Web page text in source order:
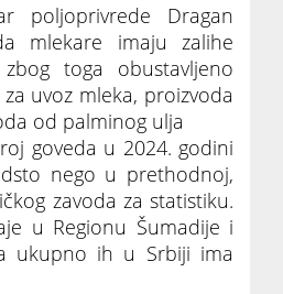
poljoprivrede Dragan
mlekare imaju zalihe
toga obustavljeno
uvoz mleka, proizvoda
od palminog ulja
goveda u 2024. godini
nego u prethodnoj,
zavoda za statistiku.
u Regionu Šumadije i
ukupno ih u Srbiji ima